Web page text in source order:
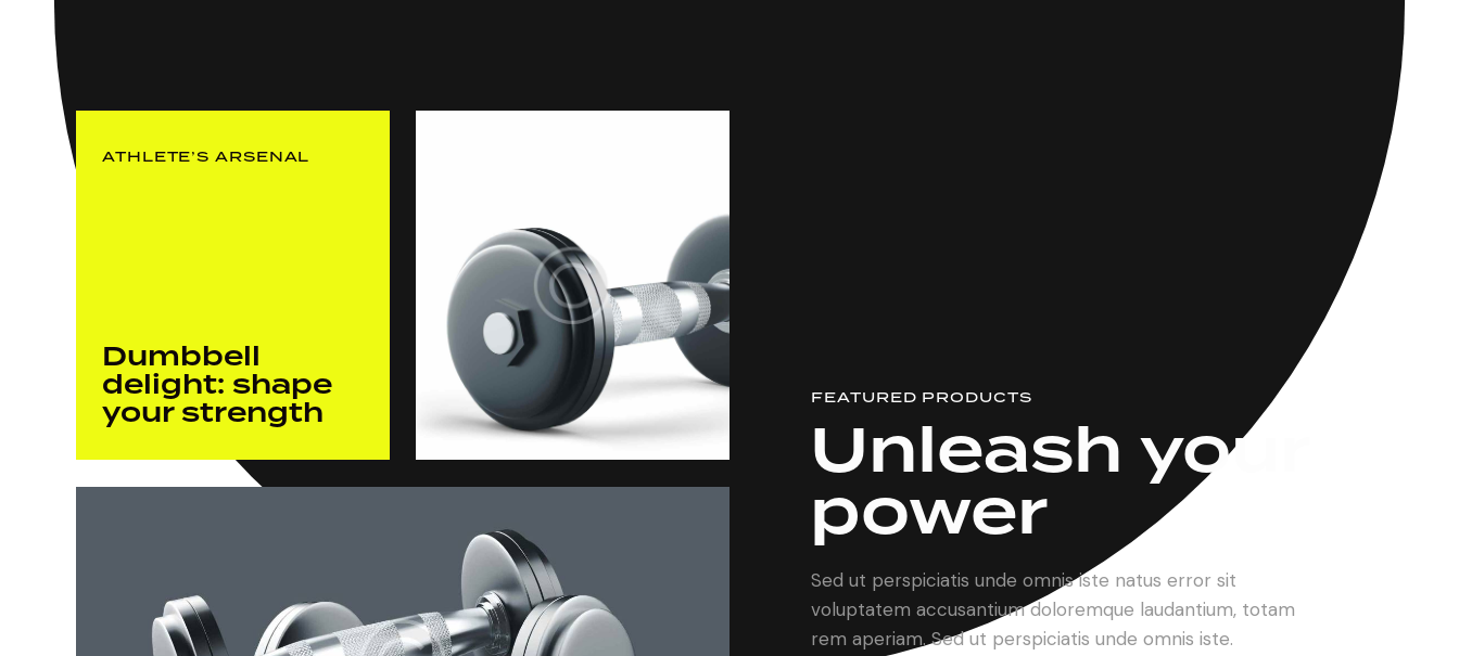
ATHLETE’S ARSENAL
Dumbbell
delight: shape
your strength FEATURED PRODUCTS
Unleash your
power
Sed ut perspiciatis unde omnis iste natus error sit
voluptatem accusantium doloremque laudantium, totam
rem aperiam. Sed ut perspiciatis unde omnis iste.